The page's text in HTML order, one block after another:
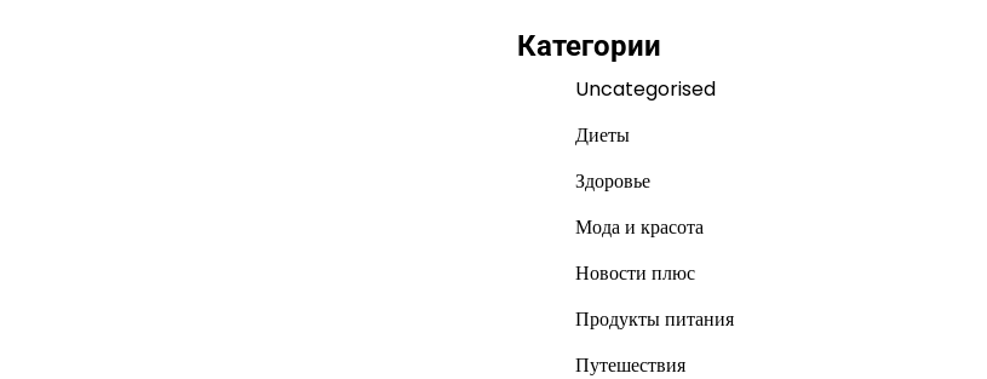
Категории
Uncategorised
Диеты
Здоровье
Мода и красота
Новости плюс
Продукты питания
Путешествия